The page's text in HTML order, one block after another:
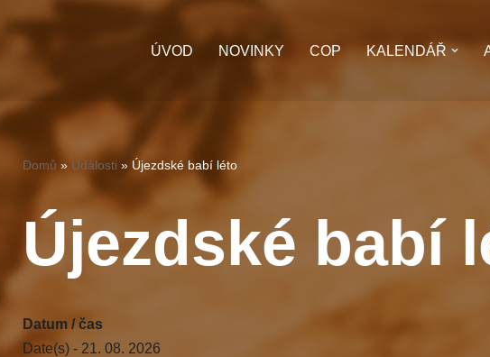
ÚVOD NOVINKY COP KALENDÁŘ
Domů » Události » Újezdské babí léto
Újezdské babí
Datum / čas
Date(s) - 21. 08. 2026